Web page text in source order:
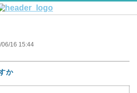
06/16 15:44
か